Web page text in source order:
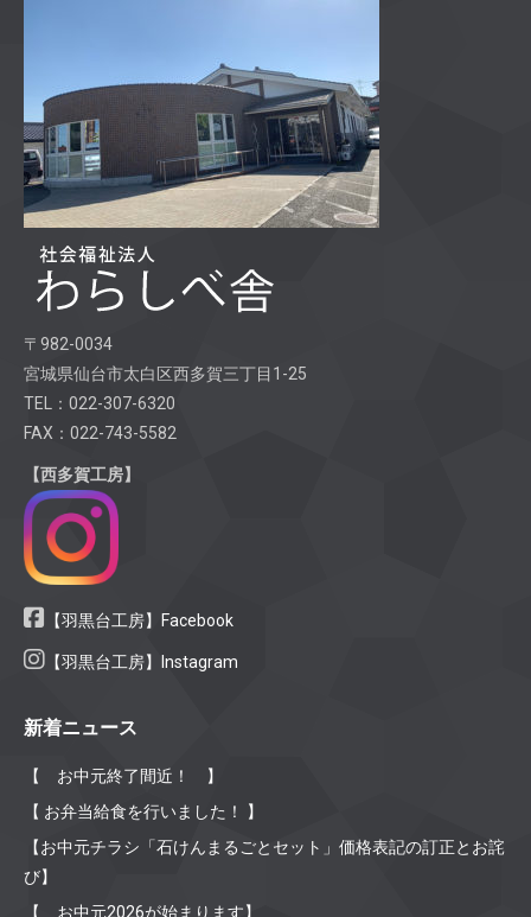
〒982-0034
宮城県仙台市太白区西多賀三丁目1-25
TEL：022-307-6320
FAX：022-743-5582
【西多賀工房】
【羽黒台工房】Facebook
【羽黒台工房】Instagram
新着ニュース
【 お中元終了間近！ 】
【 お弁当給食を行いました！ 】
【お中元チラシ「石けんまるごとセット」価格表記の訂正とお詫
び】
【 お中元2026が始まります】